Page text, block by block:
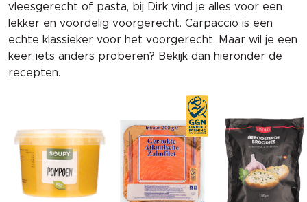
vleesgerecht of pasta, bij Dirk vind je alles voor een
lekker en voordelig voorgerecht. Carpaccio is een
echte klassieker voor het voorgerecht. Maar wil je een
keer iets anders proberen? Bekijk dan hieronder de
recepten.